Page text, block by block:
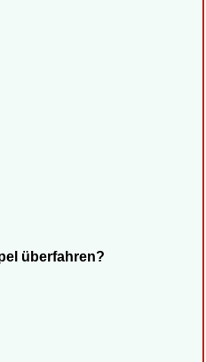
überfahren?